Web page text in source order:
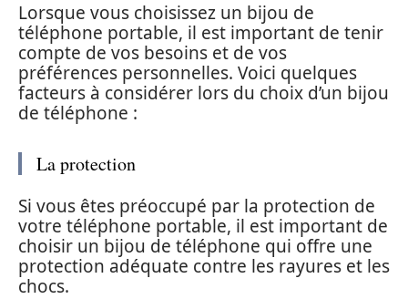
Lorsque vous choisissez un bijou de
téléphone portable, il est important de tenir
compte de vos besoins et de vos
préférences personnelles. Voici quelques
facteurs à considérer lors du choix d’un bijou
de téléphone :
La protection
Si vous êtes préoccupé par la protection de
votre téléphone portable, il est important de
choisir un bijou de téléphone qui offre une
protection adéquate contre les rayures et les
chocs.